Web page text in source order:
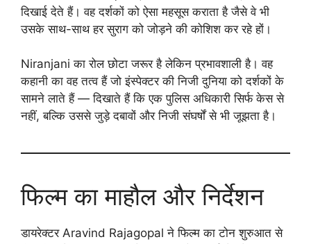
दिखाई देते हैं। वह दर्शकों को ऐसा महसूस कराता है जैसे वे भी
उसके साथ-साथ हर सुराग को जोड़ने की कोशिश कर रहे हों।
Niranjani का रोल छोटा जरूर है लेकिन प्रभावशाली है। वह
कहानी का वह तत्व हैं जो इंस्पेक्टर की निजी दुनिया को दर्शकों के
सामने लाते हैं — दिखाते हैं कि एक पुलिस अधिकारी सिर्फ केस से
नहीं, बल्कि उससे जुड़े दबावों और निजी संघर्षों से भी जूझता है।
फिल्म का माहौल और निर्देशन
डायरेक्टर Aravind Rajagopal ने फिल्म का टोन शुरुआत से